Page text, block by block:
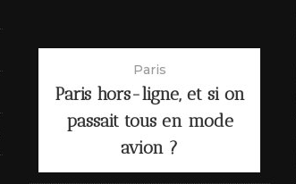
Paris
Paris hors-ligne, et si on
passait tous en mode
avion ?